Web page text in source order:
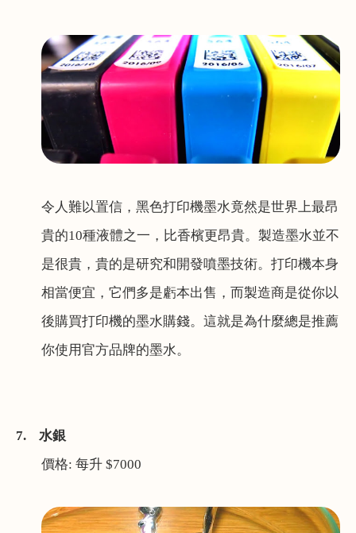
令人難以置信，黑色打印機墨水竟然是世界上最昂
貴的10種液體之一，比香檳更昂貴。製造墨水並不
是很貴，貴的是研究和開發噴墨技術。打印機本身
相當便宜，它們多是虧本出售，而製造商是從你以
後購買打印機的墨水購錢。這就是為什麼總是推薦
你使用官方品牌的墨水。
7. 水銀
價格: 每升 $7000